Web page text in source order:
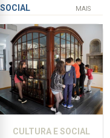
os
65
milhões
de
euros
e
abrange
767
SOCIAL
MAIS
CULTURA E SOCIAL